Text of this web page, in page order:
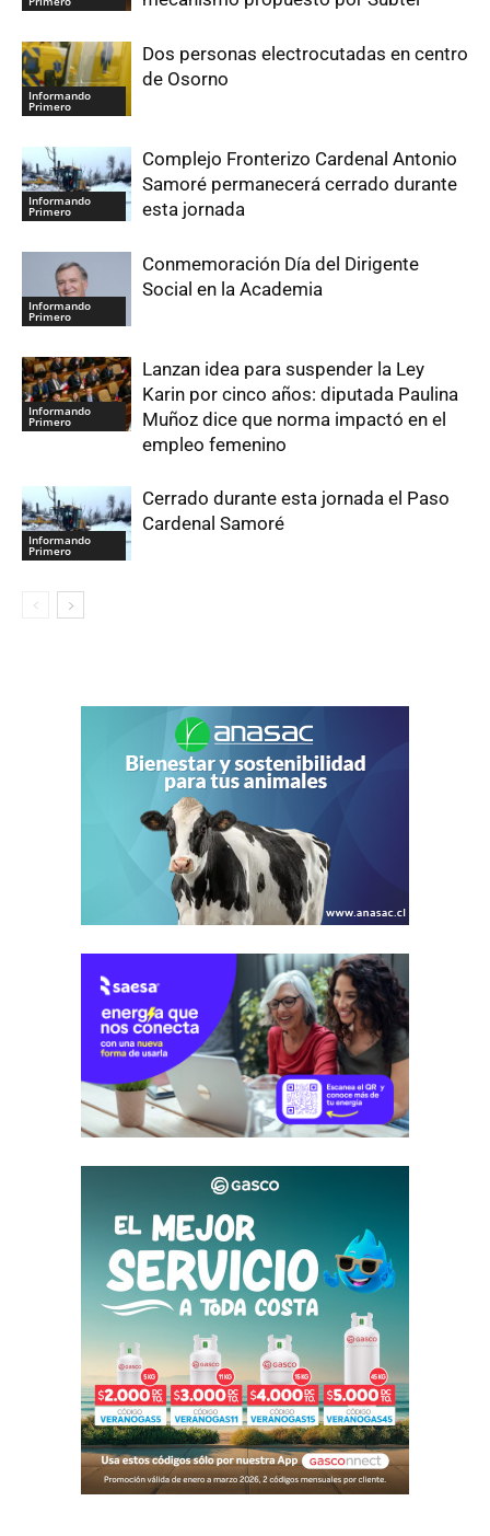
Informando
Primero
Dos personas electrocutadas en centro
de Osorno
Informando
Primero
Complejo Fronterizo Cardenal Antonio
Samoré permanecerá cerrado durante
esta jornada
Informando
Primero
Conmemoración Día del Dirigente
Social en la Academia
Informando
Primero
Lanzan idea para suspender la Ley
Karin por cinco años: diputada Paulina
Muñoz dice que norma impactó en el
empleo femenino
Informando
Primero
Cerrado durante esta jornada el Paso
Cardenal Samoré